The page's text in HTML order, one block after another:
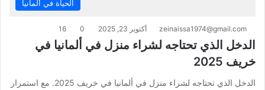
الحياة في ألمانيا
zeinaissa1974@gmail.com أكتوبر 23, 2025 0
16
الدخل الذي تحتاجه لشراء منزل في ألمانيا في
خريف 2025
الدخل الذي تحتاجه لشراء منزل في ألمانيا في خريف 2025. مع استمرار